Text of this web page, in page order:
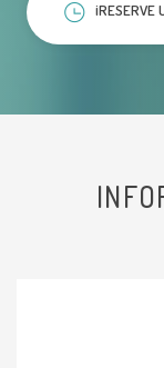
¡RESERVE